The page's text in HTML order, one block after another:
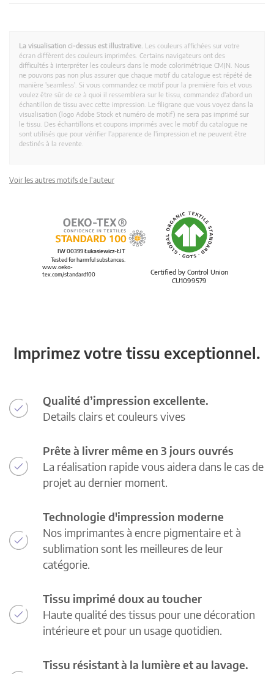
La visualisation ci-dessus est illustrative. Les couleurs affichées sur votre
écran diffèrent des couleurs imprimées. Certains navigateurs ont des
difficultés à interpréter les couleurs dans le mode colorimétrique CMJN. Nous
ne pouvons pas non plus assurer que chaque motif du catalogue est répété de
manière 'seamless'. Si vous commandez ce motif pour la première fois et vous
voulez être sûr de ce à quoi il ressemblera sur le tissu, commandez d'abord un
échantillon de tissu avec cette impression. Le filigrane que vous voyez dans la
visualisation (logo Adobe Stock et numéro de motif) ne sera pas imprimé sur
le tissu. Des échantillons et coupons imprimés avec le motif du catalogue ne
sont utilisés que pour vérifier l'apparence de l'impression et ne peuvent être
destinés à la revente.
Voir les autres motifs de l'auteur
Certified by Control Union
CU1099579
IW 00399 Łukasiewicz-ŁIT
Tested for harmful substances.
www.oeko-
tex.com/standard100
Imprimez votre tissu exceptionnel.
Qualité d’impression excellente.
Details clairs et couleurs vives
Prête à livrer même en 3 jours ouvrés
La réalisation rapide vous aidera dans le cas de
projet au dernier moment.
Technologie d'impression moderne
Nos imprimantes à encre pigmentaire et à
sublimation sont les meilleures de leur
catégorie.
Tissu imprimé doux au toucher
Haute qualité des tissus pour une décoration
intérieure et pour un usage quotidien.
Tissu résistant à la lumière et au lavage.